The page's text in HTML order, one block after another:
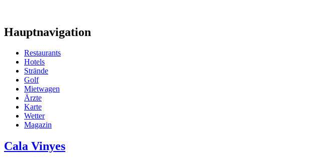
Hauptnavigation
Restaurants
Hotels
Strände
Golf
Mietwagen
Ärzte
Karte
Wetter
Magazin
Cala Vinyes